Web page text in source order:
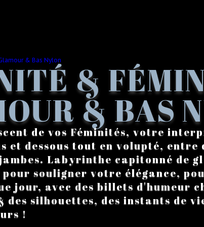
&
& BAS
de vos Féminités, votre
et dessous tout en volupté, entre
Labyrinthe capitonné de
pour souligner votre élégance,
jour, avec des billets d'humeur
des silhouettes, des instants de
!